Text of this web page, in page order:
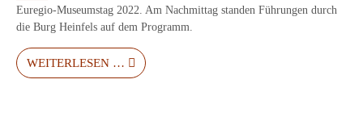
Euregio-Museumstag 2022. Am Nachmittag standen Führungen durch
die Burg Heinfels auf dem Programm.
WEITERLESEN …